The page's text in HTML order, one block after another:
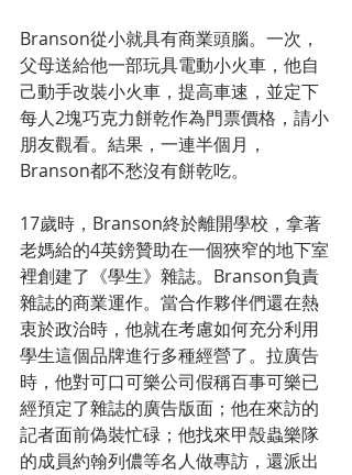
Branson從小就具有商業頭腦。一次，
父母送給他一部玩具電動小火車，他自
己動手改裝小火車，提高車速，並定下
每人2塊巧克力餅乾作為門票價格，請小
朋友觀看。結果，一連半個月，
Branson都不愁沒有餅乾吃。
17歲時，Branson終於離開學校，拿著
老媽給的4英鎊贊助在一個狹窄的地下室
裡創建了《學生》雜誌。Branson負責
雜誌的商業運作。當合作夥伴們還在熱
衷於政治時，他就在考慮如何充分利用
學生這個品牌進行多種經營了。拉廣告
時，他對可口可樂公司假稱百事可樂已
經預定了雜誌的廣告版面；他在來訪的
記者面前偽裝忙碌；他找來甲殼蟲樂隊
的成員約翰列儂等名人做專訪，還派出